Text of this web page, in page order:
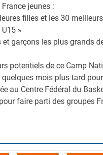
France jeunes :
filles et les 30
»
et garçons les plus grands
potentiels de ce Camp
mois plus tard
au Centre Fédéral du
faire parti des groupes